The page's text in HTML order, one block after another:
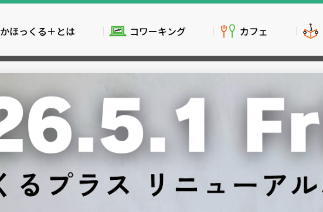
かほっくる＋とは コワーキング カフェ